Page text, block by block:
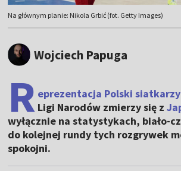
Na głównym planie: Nikola Grbić (fot. Getty Images)
Wojciech Papuga
R eprezentacja Polski siatkarzy
Ligi Narodów zmierzy się z
wyłącznie na statystykach, biało-
do kolejnej rundy tych rozgrywek
spokojni.